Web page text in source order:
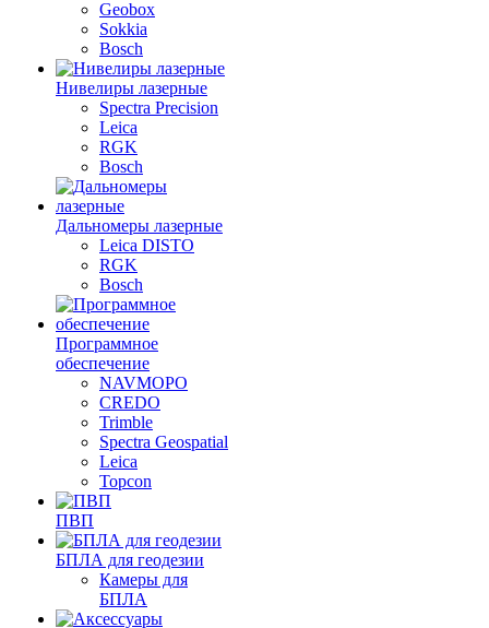
Geobox
Sokkia
Bosch
Нивелиры лазерные
Spectra Precision
Leica
RGK
Bosch
Дальномеры лазерные
Leica DISTO
RGK
Bosch
Программное
обеспечение
NAVMOPO
CREDO
Trimble
Spectra Geospatial
Leica
Topcon
ПВП
БПЛА для геодезии
Камеры для
БПЛА